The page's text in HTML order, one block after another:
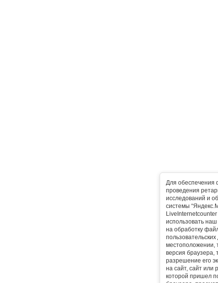
Для обеспечения
проведения
исследований и
системы
использовать
на обработку
местоположении,
версия браузера,
разрешение его
на сайт, сайт или
которой пришел